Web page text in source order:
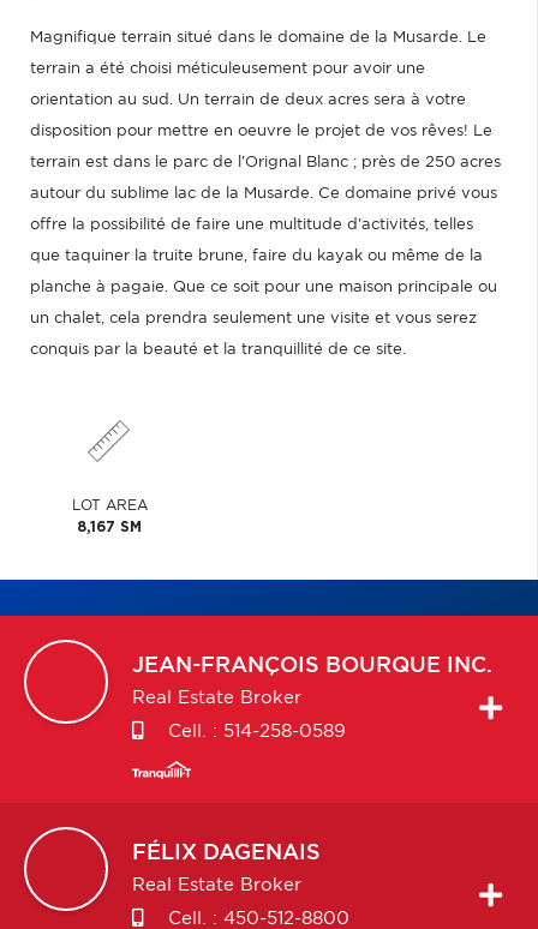
Magnifique terrain situé dans le domaine de la Musarde. Le
terrain a été choisi méticuleusement pour avoir une
orientation au sud. Un terrain de deux acres sera à votre
disposition pour mettre en oeuvre le projet de vos rêves! Le
terrain est dans le parc de l'Orignal Blanc ; près de 250 acres
autour du sublime lac de la Musarde. Ce domaine privé vous
offre la possibilité de faire une multitude d'activités, telles
que taquiner la truite brune, faire du kayak ou même de la
planche à pagaie. Que ce soit pour une maison principale ou
un chalet, cela prendra seulement une visite et vous serez
conquis par la beauté et la tranquillité de ce site.
LOT AREA
8,167 SM
JEAN-FRANÇOIS BOURQUE INC.
Real Estate Broker
Cell. : 514-258-0589
FÉLIX DAGENAIS
Real Estate Broker
Cell. : 450-512-8800